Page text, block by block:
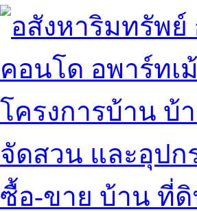
คอนโด อพาร์ทเ
โครงการบ้าน บ้
จัดสวน และอุป
ซื้อ-ขาย บ้าน ที่